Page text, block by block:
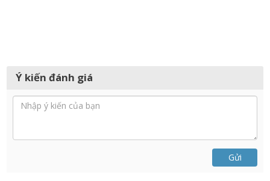
Ý kiến đánh giá
Gửi